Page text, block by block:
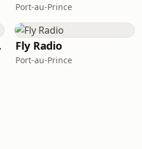
Port-au-Prince
Fly Radio
Port-au-Prince